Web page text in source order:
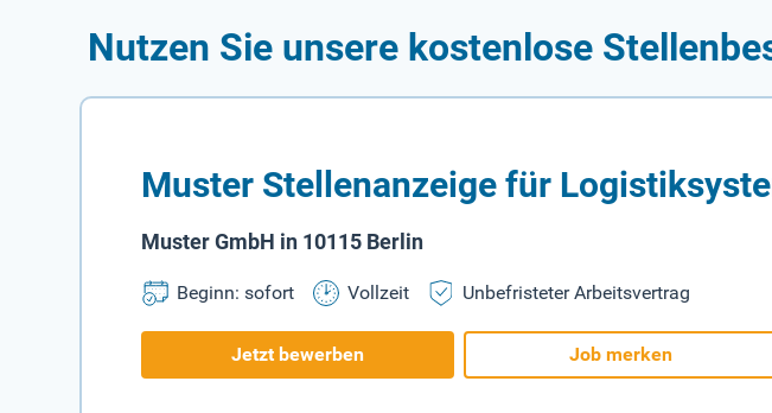
Nutzen Sie unsere kostenlose
Muster Stellenanzeige für
Muster GmbH in 10115 Berlin
Beginn: sofort Vollzeit Unbefristeter Arbeitsvertrag
Jetzt bewerben Job merken